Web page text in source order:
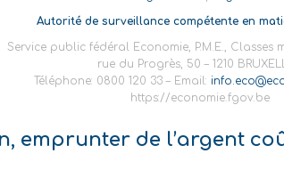
Autorité de surveillance compétente en
Service public fédéral Economie, P.M.E., Classes
rue du Progrès, 50 – 1210
Téléphone: 0800 120 33 – Email:
https://economie.fgov.be
emprunter de l’argent